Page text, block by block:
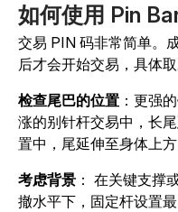
如何使用 Pin
交易 PIN 码非常简单。
后才会开始交易，具体取
检查尾巴的位置 ：更强
涨的别针杆交易中，长
置中，尾延伸至身体上
考虑背景 ： 在关键支撑
撤水平下，固定杆设置最